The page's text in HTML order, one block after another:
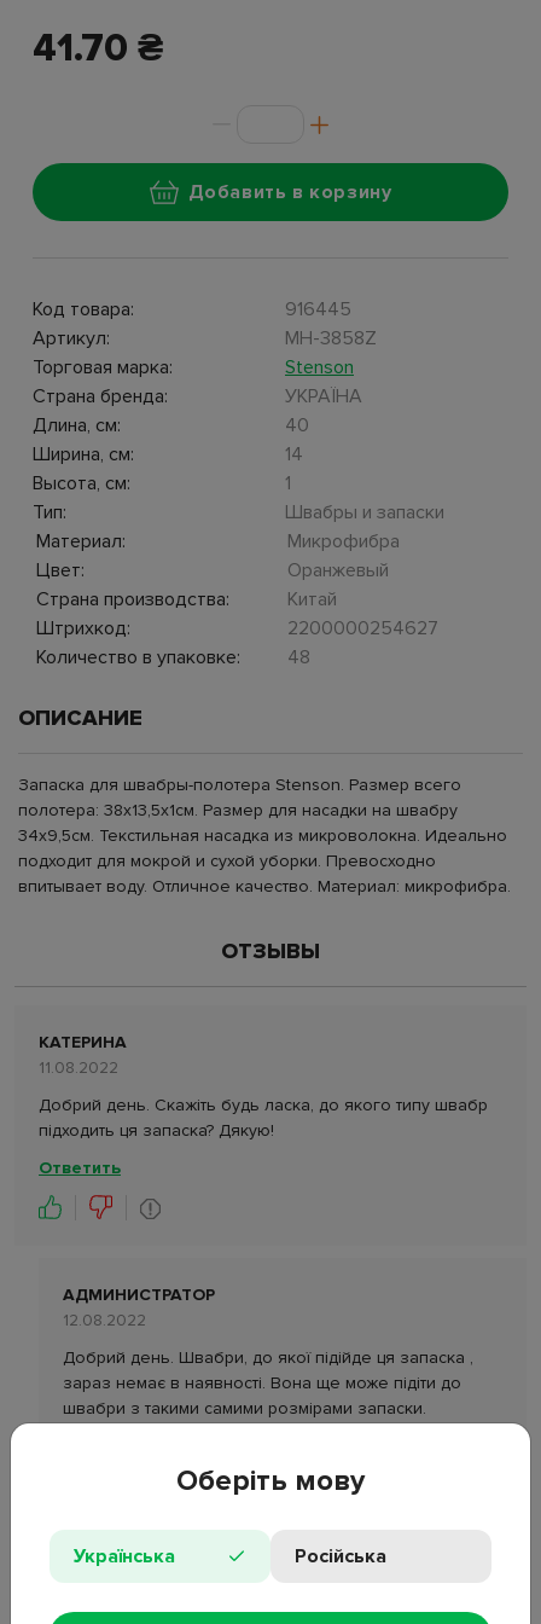
41.70 ₴
Добавить в корзину
Код товара:
916445
Артикул:
MH-3858Z
Торговая марка:
Stenson
Страна бренда:
УКРАЇНА
Длина, см:
40
Ширина, см:
14
Высота, см:
1
Тип:
Швабры и запаски
Материал:
Микрофибра
Цвет:
Оранжевый
Страна производства:
Китай
Штрихкод:
2200000254627
Количество в упаковке:
48
ОПИСАНИЕ
Запаска для швабры-полотера Stenson. Размер всего
полотера: 38х13,5х1см. Размер для насадки на швабру
34х9,5см. Текстильная насадка из микроволокна. Идеально
подходит для мокрой и сухой уборки. Превосходно
впитывает воду. Отличное качество. Материал: микрофибра.
ОТЗЫВЫ
КАТЕРИНА
11.08.2022
Добрий день. Скажіть будь ласка, до якого типу швабр
підходить ця запаска? Дякую!
Ответить
АДМИНИСТРАТОР
12.08.2022
Добрий день. Швабри, до якої підійде ця запаска ,
зараз немає в наявності. Вона ще може підіти до
швабри з такими самими розмірами запаски.
ОСТАВИТЬ ОТЗЫВ
Оберіть мову
Українська Російська